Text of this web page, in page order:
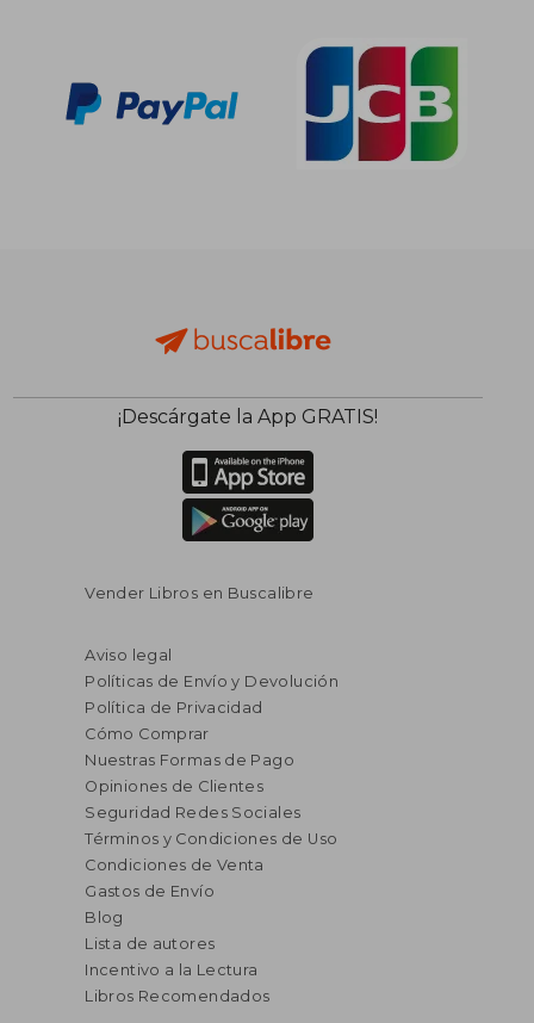
¡Descárgate la App GRATIS!
Vender Libros en Buscalibre
Aviso legal
Políticas de Envío y Devolución
Política de Privacidad
Cómo Comprar
Nuestras Formas de Pago
Opiniones de Clientes
Seguridad Redes Sociales
Términos y Condiciones de Uso
Condiciones de Venta
Gastos de Envío
Blog
Lista de autores
Incentivo a la Lectura
Libros Recomendados